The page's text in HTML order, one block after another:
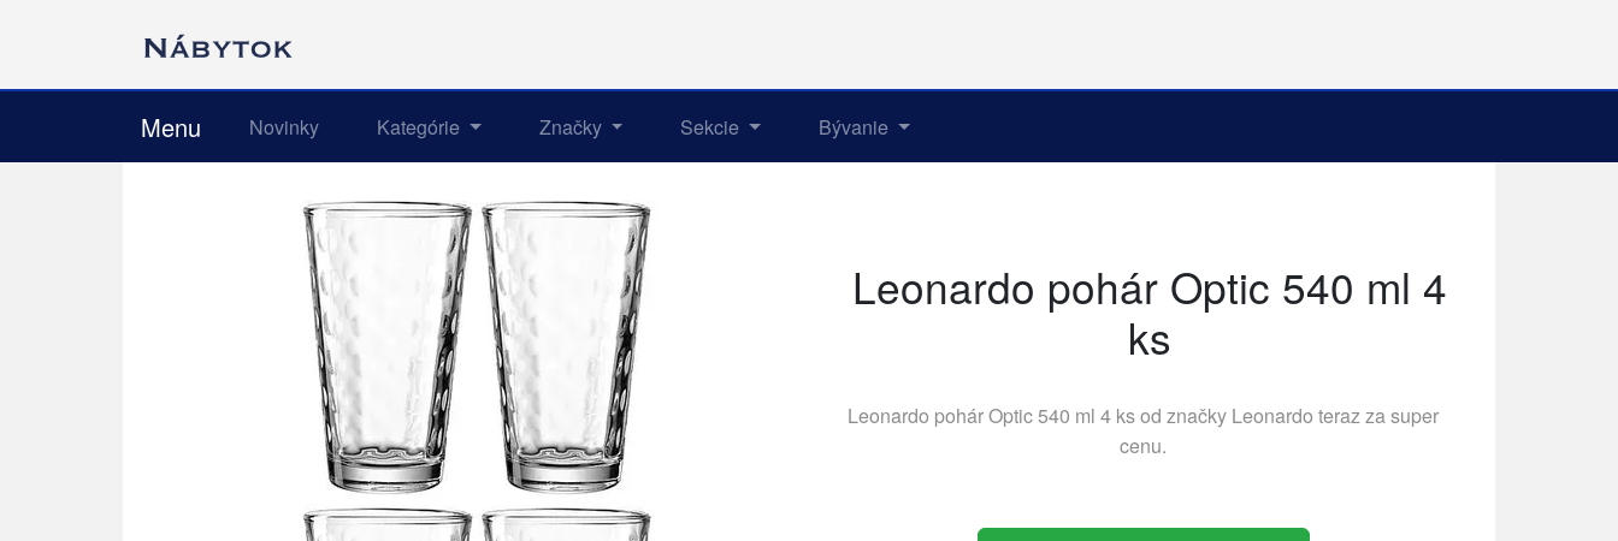
Menu Novinky Kategórie Značky Sekcie Bývanie
Leonardo pohár Optic 540 ml 4
ks
Leonardo pohár Optic 540 ml 4 ks od značky Leonardo teraz za super
cenu.